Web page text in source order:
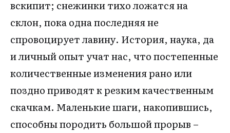
вскипит; снежинки тихо ложатся на
склон, пока одна последняя не
спровоцирует лавину. История, наука, да
и личный опыт учат нас, что постепенные
количественные изменения рано или
поздно приводят к резким качественным
скачкам. Маленькие шаги, накопившись,
способны породить большой прорыв –